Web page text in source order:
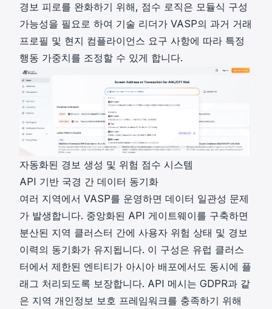
경보 피로를 완화하기 위해, 점수 로직은 모듈식 구성
가능성을 필요로 하여 기술 리더가 VASP의 과거 거래
프로필 및 현지 컴플라이언스 요구 사항에 따라 특정
행동 가중치를 조정할 수 있게 합니다.
자동화된 경보 생성 및 위험 점수 시스템
API 기반 국경 간 데이터 동기화
여러 지역에서 VASP를 운영하면 데이터 일관성 문제
가 발생합니다. 중앙화된 API 게이트웨이를 구축하면
분산된 지역 클러스터 간에 사용자 위험 상태 및 경보
이력의 동기화가 유지됩니다. 이 구성은 유럽 클러스
터에서 제한된 엔티티가 아시아 배포에서도 동시에 플
래그 처리되도록 보장합니다. API 메시는 GDPR과 같
은 지역 개인정보 보호 프레임워크를 충족하기 위해